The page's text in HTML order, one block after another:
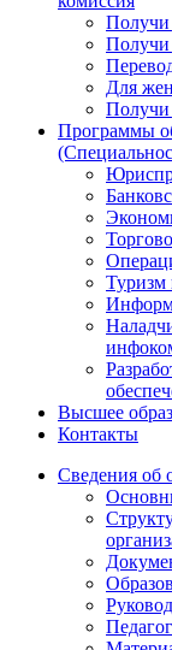
Получи
Получи
Для
Получи
Программы
Туризм
Высшее
Контакты
Сведения об